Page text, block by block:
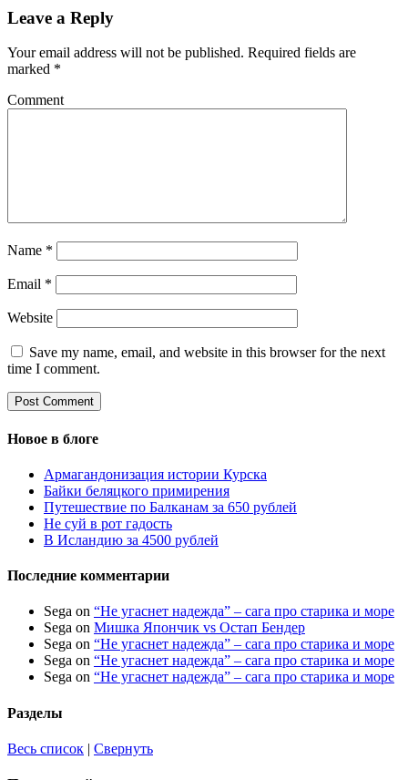
Leave a Reply
Your email address will not be published. Required fields are
marked *
Comment
Name *
Email *
Website
Save my name, email, and website in this browser for the next
time I comment.
Новое в блоге
Армагандонизация истории Курска
Байки беляцкого примирения
Путешествие по Балканам за 650 рублей
Не суй в рот гадость
В Исландию за 4500 рублей
Последние комментарии
Sega on “Не угаснет надежда” – сага про старика и море
Sega on Мишка Япончик vs Остап Бендер
Sega on “Не угаснет надежда” – сага про старика и море
Sega on “Не угаснет надежда” – сага про старика и море
Sega on “Не угаснет надежда” – сага про старика и море
Разделы
Весь список | Свернуть